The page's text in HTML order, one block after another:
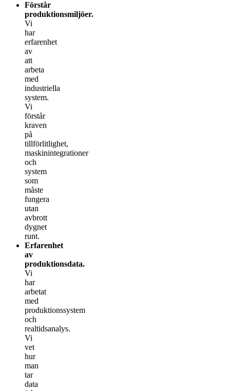
Förstår
produktionsmiljöer.
Vi
har
erfarenhet
av
att
arbeta
med
industriella
system.
Vi
förstår
kraven
på
tillförlitlighet,
maskinintegrationer
och
system
som
måste
fungera
utan
avbrott
dygnet
runt.
Erfarenhet
av
produktionsdata.
Vi
har
arbetat
med
produktionssystem
och
realtidsanalys.
Vi
vet
hur
man
tar
data